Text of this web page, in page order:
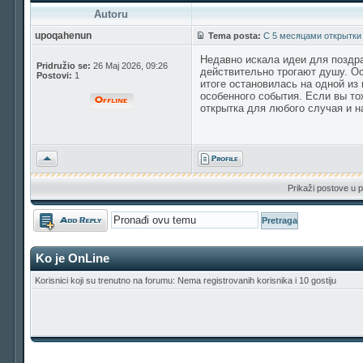
Autoru
upoqahenun Tema posta: С 5 месяцами открытки
Pridružio se: 26 Maj 2026, 09:26
Postovi: 1
Недавно искала идеи для
действительно трогают душу.
итоге остановилась на одной
особенного события. Если вы
открытка для любого случая и
Vrh
Prikaži postove u
Odgovori
Ko je OnLine
Korisnici koji su trenutno na forumu: Nema registrovanih korisnika i 10 gostiju